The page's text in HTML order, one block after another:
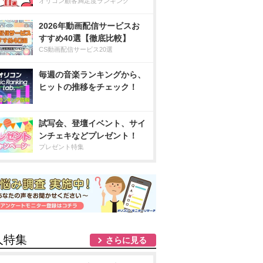
2026年動画配信サービスお
すすめ40選【徹底比較】
CS動画配信サービス20選
毎週の音楽ランキングから、
ヒットの推移をチェック！
試写会、登壇イベント、サイ
ンチェキなどプレゼント！
プレゼント特集
特集 さらに見る